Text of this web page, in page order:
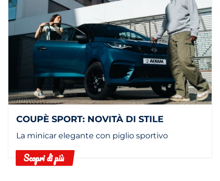
COUPÈ SPORT: NOVITÀ DI STILE
La minicar elegante con piglio sportivo
Scopri di più